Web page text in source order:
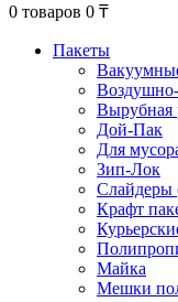
0 товаров 0 ₸
Пакеты
Вырубная
Дой-Пак
Для
Зип-Лок
Слайдеры
Крафт
Майка
Мешки